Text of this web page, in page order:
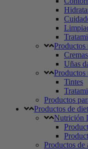
Productos
Uñas
Productos
Tintes
Productos
Productos de
Nutrición
Productos de